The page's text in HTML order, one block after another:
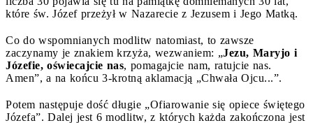
które św. Józef przeżył w Nazarecie z Jezusem i Jego Matką.
Co do wspomnianych modlitw natomiast, to zawsze
zaczynamy je znakiem krzyża, wezwaniem: „Jezu, Maryjo i
Józefie, oświecajcie nas, pomagajcie nam, ratujcie nas.
Amen”, a na końcu 3-krotną aklamacją „Chwała Ojcu...”.
Potem następuje dość długie „Ofiarowanie się opiece świętego
Józefa”. Dalej jest 6 modlitw, z których każda zakończona jest